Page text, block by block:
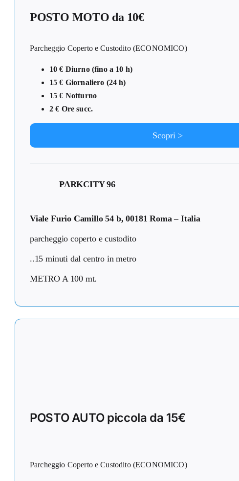
POSTO MOTO da 10€
Parcheggio Coperto e Custodito (ECONOMICO)
10 € Diurno (fino a 10 h)
15 € Giornaliero (24 h)
15 € Notturno
2 € Ore succ.
Scopri >
PARKCITY 96
Viale Furio Camillo 54 b, 00181 Roma – Italia
parcheggio coperto e custodito
..15 minuti dal centro in metro
METRO A 100 mt.
POSTO AUTO piccola da 15€
Parcheggio Coperto e Custodito (ECONOMICO)